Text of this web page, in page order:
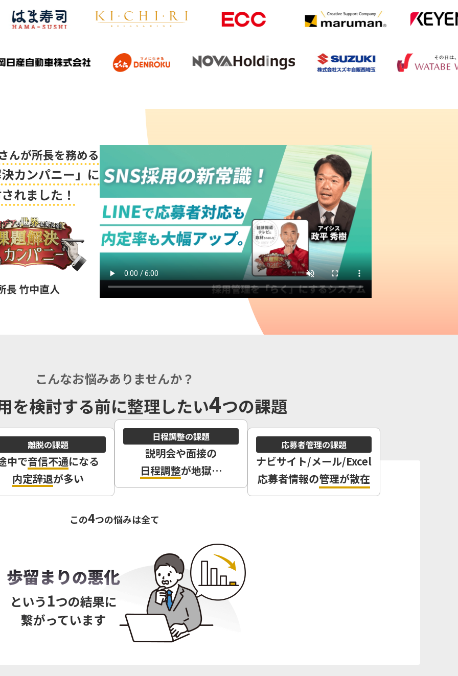
んが所長を務める
カンパニー」に
れました！
こんなお悩みありませんか？
を検討する前に整理したい4つの課題
離脱の課題
中で音信不通になる
内定辞退が多い
日程調整の課題
説明会や面接の
日程調整が地獄…
応募者管理の課題
ナビサイト/メール/Excel
応募者情報の管理が散在
この4つの悩みは全て